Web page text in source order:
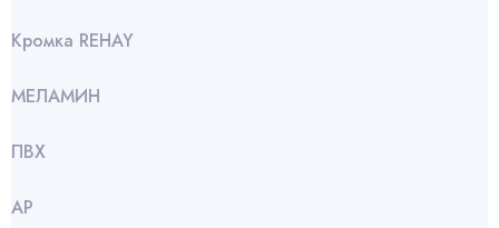
Кромка REHAY
МЕЛАМИН
ПВХ
АР